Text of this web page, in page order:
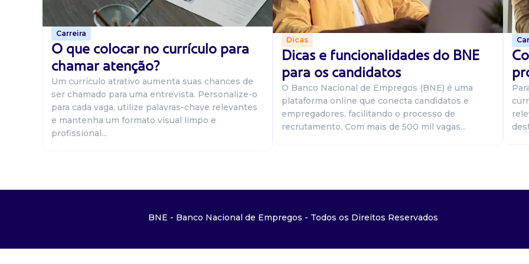
Carreira
O que colocar no currículo para
chamar atenção?
Um currículo atrativo aumenta suas chances de
ser chamado para uma entrevista. Personalize-o
para cada vaga, utilize palavras-chave relevantes
e mantenha um formato visual limpo e
profissional...
Dicas
Dicas e funcionalidades do BNE
para os candidatos
O Banco Nacional de Empregos (BNE) é uma
plataforma online que conecta candidatos e
empregadores, facilitando o processo de
recrutamento. Com mais de 500 mil vagas...
BNE - Banco Nacional de Empregos - Todos os Direitos Reservados